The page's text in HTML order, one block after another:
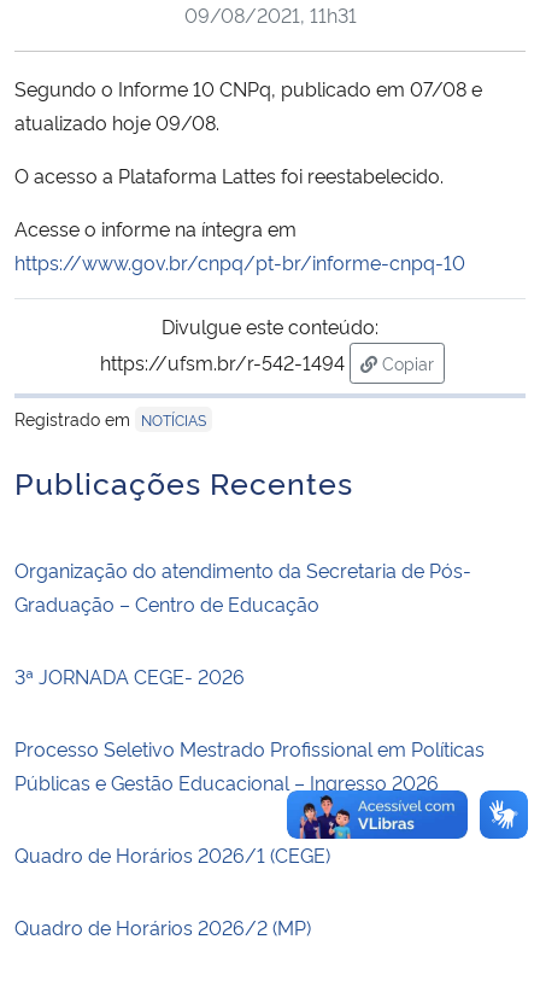
Ministério da Saúde
Ministério do Meio Ambiente
Ministério do Desenvolvimento Regional
Secretaria-Geral
Advocacia-Geral da União
Banco Central do Brasil
09/08/2021, 11h31
Segundo o Informe 10 CNPq, publicado em 07/08 e
atualizado hoje 09/08.
O acesso a Plataforma Lattes foi reestabelecido.
Acesse o informe na íntegra em
https://www.gov.br/cnpq/pt-br/informe-cnpq-10
Divulgue este conteúdo:
https://ufsm.br/r-542-1494
Copiar
para área de
Registrado em
NOTÍCIAS
Publicações Recentes
Organização do atendimento da Secretaria de Pós-
Graduação – Centro de Educação
3ª JORNADA CEGE- 2026
Processo Seletivo Mestrado Profissional em Políticas
Públicas e Gestão Educacional – Ingresso 2026
Quadro de Horários 2026/1 (CEGE)
Quadro de Horários 2026/2 (MP)